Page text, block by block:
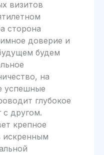
визитов
сторона
доверие и
будем
на
успешные
глубокое
с другом.
крепное
искренным